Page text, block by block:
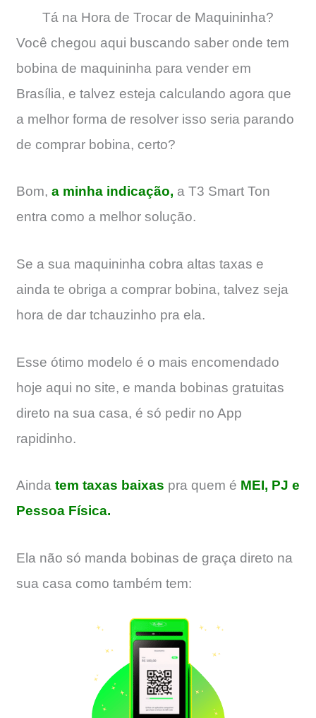
Tá na Hora de Trocar de Maquininha?
Você chegou aqui buscando saber onde tem
bobina de maquininha para vender em
Brasília, e talvez esteja calculando agora que
a melhor forma de resolver isso seria parando
de comprar bobina, certo?
Bom, a minha indicação, a T3 Smart Ton
entra como a melhor solução.
Se a sua maquininha cobra altas taxas e
ainda te obriga a comprar bobina, talvez seja
hora de dar tchauzinho pra ela.
Esse ótimo modelo é o mais encomendado
hoje aqui no site, e manda bobinas gratuitas
direto na sua casa, é só pedir no App
rapidinho.
Ainda tem taxas baixas pra quem é MEI, PJ e
Pessoa Física.
Ela não só manda bobinas de graça direto na
sua casa como também tem: